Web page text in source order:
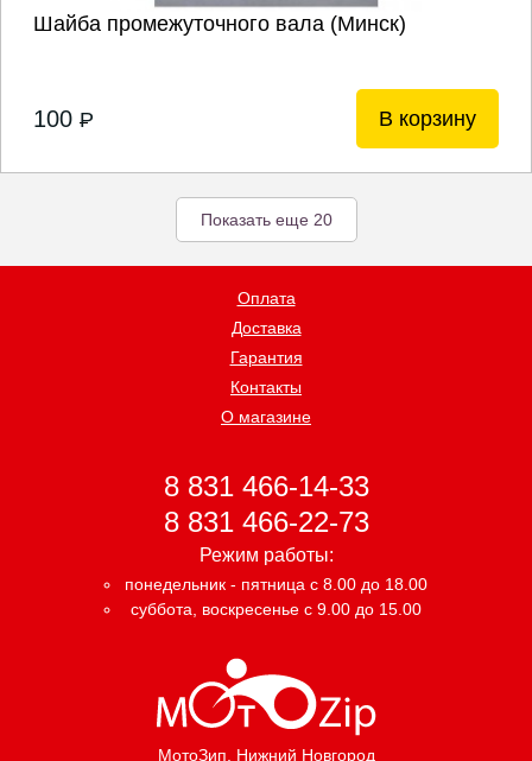
Шайба промежуточного вала (Минск)
100 P В корзину
Показать еще 20
МотоЗип , Нижний Новгород
Оплата
Доставка
Гарантия
Контакты
О магазине
8 831 466-14-33
8 831 466-22-73
Режим работы:
понедельник - пятница с 8.00 до 18.00
суббота, воскресенье с 9.00 до 15.00